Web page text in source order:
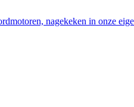
nagekeken in onze